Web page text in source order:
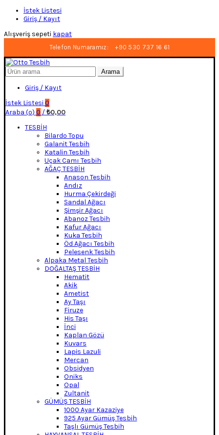
İstek Listesi
Giriş / Kayıt
Alışveriş sepeti kapat
Telefon Numaramız: +90 530 737 16 61
Arayın: Arama
Giriş / Kayıt
İstek Listesi 0
Araba (o) 0 /₺0,00
TESBİH
Bilardo Topu
Galanit Tesbih
Katalin Tesbih
Uçak Camı Tesbih
AĞAÇ TESBİH
Anason Tesbih
Andız
Hurma Çekirdeği
Sandal Ağacı
Şimşir Ağacı
Abanoz Tesbih
Kafur Ağacı
Kuka Tesbih
Öd Ağacı Tesbih
Pelesenk Tesbih
Alpaka Metal Tesbih
DOĞALTAŞ TESBİH
Hematit
Akik
Ametist
Ay Taşı
Firuze
His Taşı
İnci
Kaplan Gözü
Kuvars
Lapis Lazuli
Mercan
Obsidyen
Oniks
Opal
Zultanit
GÜMÜŞ TESBİH
1000 Ayar Kazaziye
925 Ayar Gümüş Tesbih
Taşlı Gümüş Tesbih